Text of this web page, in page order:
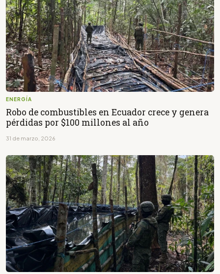
ENERGÍA
Robo de combustibles en Ecuador crece y genera
pérdidas por $100 millones al año
31 de marzo, 2026